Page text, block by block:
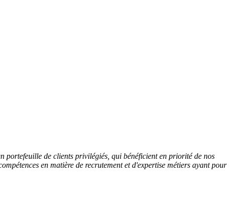
portefeuille de clients privilégiés, qui bénéficient en priorité de nos
en matière de recrutement et d'expertise métiers ayant pour